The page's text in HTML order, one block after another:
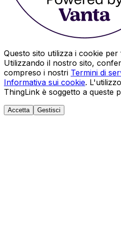
Questo sito utilizza i cookie
Utilizzando il nostro sito,
compreso i nostri Termini di
Informativa sui cookie.
ThingLink è soggetto a queste
Accetta Gestisci